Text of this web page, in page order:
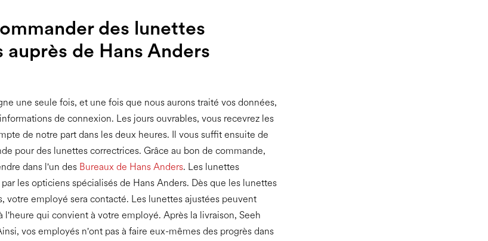
des lunettes
de Hans Anders
une seule fois, et une fois que nous aurons traité vos données,
de connexion. Les jours ouvrables, vous recevrez les
de notre part dans les deux heures. Il vous suffit ensuite de
pour des lunettes correctrices. Grâce au bon de commande,
dans l'un des Bureaux de Hans Anders. Les lunettes
les opticiens spécialisés de Hans Anders. Dès que les lunettes
votre employé sera contacté. Les lunettes ajustées peuvent
l'heure qui convient à votre employé. Après la livraison, Seeh
vos employés n'ont pas à faire eux-mêmes des progrès dans